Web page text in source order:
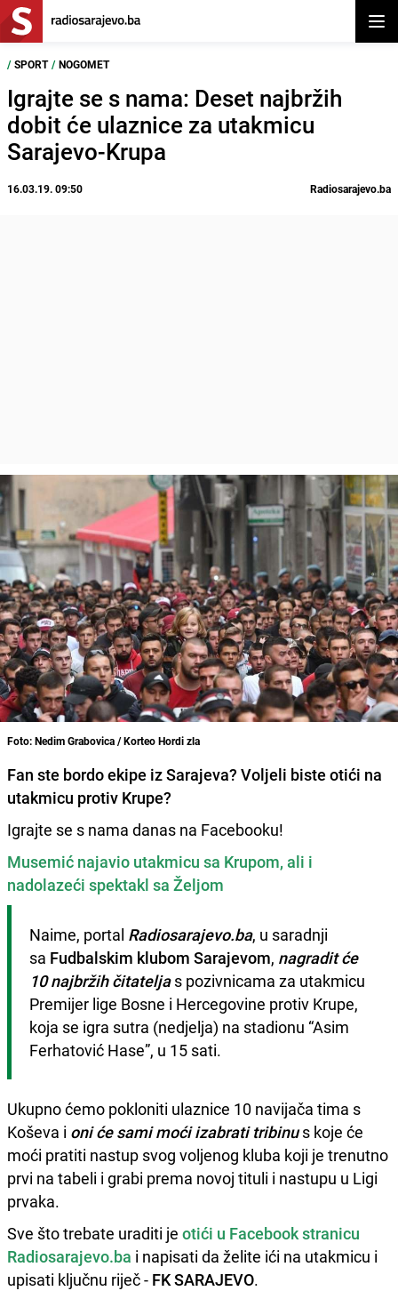
/ SPORT / NOGOMET
Igrajte se s nama: Deset najbržih
dobit će ulaznice za utakmicu
Sarajevo-Krupa
16.03.19. 09:50 Radiosarajevo.ba
Foto: Nedim Grabovica / Korteo Hordi zla
Fan ste bordo ekipe iz Sarajeva? Voljeli biste otići na
utakmicu protiv Krupe?
Igrajte se s nama danas na Facebooku!
Musemić najavio utakmicu sa Krupom, ali i
nadolazeći spektakl sa Željom
Naime, portal Radiosarajevo.ba, u saradnji
sa Fudbalskim klubom Sarajevom, nagradit će
10 najbržih čitatelja s pozivnicama za utakmicu
Premijer lige Bosne i Hercegovine protiv Krupe,
koja se igra sutra (nedjelja) na stadionu “Asim
Ferhatović Hase”, u 15 sati.
Ukupno ćemo pokloniti ulaznice 10 navijača tima s
Koševa i oni će sami moći izabrati tribinus koje će
moći pratiti nastup svog voljenog kluba koji je trenutno
prvi na tabeli i grabi prema novoj tituli i nastupu u Ligi
prvaka.
Sve što trebate uraditi je otići u Facebook stranicu
Radiosarajevo.ba i napisati da želite ići na utakmicu i
upisati ključnu riječ - FK SARAJEVO.